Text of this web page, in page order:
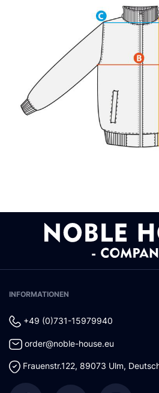
INFORMATIONEN
+49 (0)731-15979940
order@noble-house.eu
Frauenstr.122, 89073 Ulm,